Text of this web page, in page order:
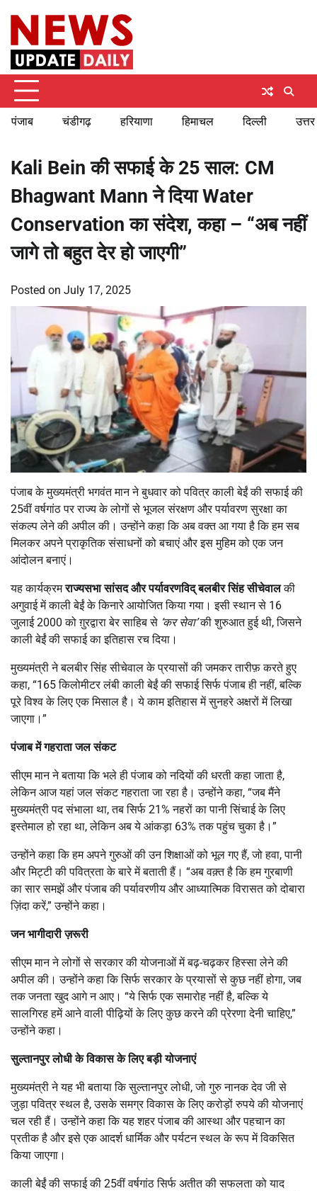
content
पंजाब चंडीगढ़ हरियाणा हिमाचल दिल्ली
Kali Bein की सफाई के 25 साल: CM
Bhagwant Mann ने दिया Water
Conservation का संदेश, कहा – “अब नहीं
जागे तो बहुत देर हो जाएगी”
Posted on July 17, 2025
पंजाब के मुख्यमंत्री भगवंत मान ने बुधवार को पवित्र काली बेईं की सफाई की
25वीं वर्षगांठ पर राज्य के लोगों से भूजल संरक्षण और पर्यावरण सुरक्षा का
संकल्प लेने की अपील की। उन्होंने कहा कि अब वक्त आ गया है कि हम सब
मिलकर अपने प्राकृतिक संसाधनों को बचाएं और इस मुहिम को एक जन
आंदोलन बनाएं।
यह कार्यक्रमराज्यसभा सांसद और पर्यावरणविद् बलबीर सिंह सीचेवालकी
अगुवाई में काली बेईं के किनारे आयोजित किया गया। इसी स्थान से 16
जुलाई 2000 को ग़ुरद्वारा बेर साहिब से कर सेवा’की शुरुआत हुई थी, जिसने
काली बेईं की सफाई का इतिहास रच दिया।
मुख्यमंत्री ने बलबीर सिंह सीचेवाल के प्रयासों की जमकर तारीफ़ करते हुए
कहा, “165 किलोमीटर लंबी काली बेईं की सफाई सिर्फ पंजाब ही नहीं, बल्कि
पूरे विश्व के लिए एक मिसाल है। ये काम इतिहास में सुनहरे अक्षरों में लिखा
जाएगा।”
पंजाब में गहराता जल संकट
सीएम मान ने बताया कि भले ही पंजाब को नदियों की धरती कहा जाता है,
लेकिन आज यहां जल संकट गहराता जा रहा है। उन्होंने कहा, “जब मैंने
मुख्यमंत्री पद संभाला था, तब सिर्फ 21% नहरों का पानी सिंचाई के लिए
इस्तेमाल हो रहा था, लेकिन अब ये आंकड़ा 63% तक पहुंच चुका है।”
उन्होंने कहा कि हम अपने गुरुओं की उन शिक्षाओं को भूल गए हैं, जो हवा, पानी
और मिट्टी की पवित्रता के बारे में बताती हैं। “अब वक़्त है कि हम गुरबाणी
का सार समझें और पंजाब की पर्यावरणीय और आध्यात्मिक विरासत को दोबारा
ज़िंदा करें,” उन्होंने कहा।
जन भागीदारी ज़रूरी
सीएम मान ने लोगों से सरकार की योजनाओं में बढ़-चढ़कर हिस्सा लेने की
अपील की। उन्होंने कहा कि सिर्फ सरकार के प्रयासों से कुछ नहीं होगा, जब
तक जनता खुद आगे न आए। “ये सिर्फ एक समारोह नहीं है, बल्कि ये
सालगिरह हमें आने वाली पीढ़ियों के लिए कुछ करने की प्रेरणा देनी चाहिए,”
उन्होंने कहा।
सुल्तानपुर लोधी के विकास के लिए बड़ी योजनाएं
मुख्यमंत्री ने यह भी बताया कि सुल्तानपुर लोधी, जो गुरु नानक देव जी से
जुड़ा पवित्र स्थल है, उसके समग्र विकास के लिए करोड़ों रुपये की योजनाएं
चल रही हैं। उन्होंने कहा कि यह शहर पंजाब की आस्था और पहचान का
प्रतीक है और इसे एक आदर्श धार्मिक और पर्यटन स्थल के रूप में विकसित
किया जाएगा।
काली बेईं की सफाई की 25वीं वर्षगांठ सिर्फ अतीत की सफलता को याद